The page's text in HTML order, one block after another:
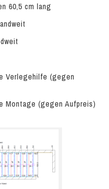
60,5 cm lang
Verlegehilfe (gegen
Montage (gegen Aufpreis)